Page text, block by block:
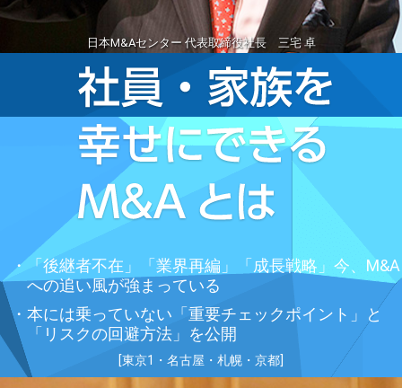
日本M&Aセンター 代表取締役社長 三宅 卓
「後継者不在」「業界再編」「成長戦略」今、M&A
への追い風が強まっている
本には乗っていない「重要チェックポイント」と
「リスクの回避方法」を公開
[東京1・名古屋・札幌・京都]